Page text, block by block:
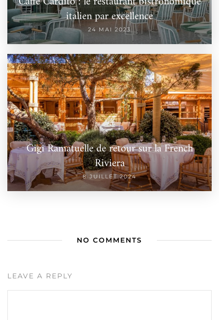
italien par excellence
24 MAI 2023
Gigi Ramatuelle de retour sur la French
Riviera
8 JUILLET 2024
NO COMMENTS
LEAVE A REPLY